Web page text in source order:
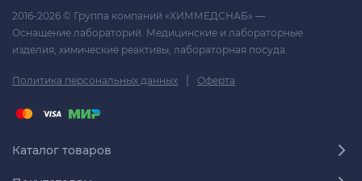
2016-2026 © Группа компаний «ХИММЕДСНАБ» —
Оснащение лабораторий. Медицинские и лабораторные
изделия, химические реактивы, лабораторная посуда.
Политика персональных данных | Оферта
Каталог товаров